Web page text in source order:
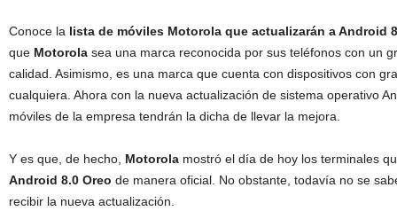
Conoce la lista de móviles Motorola que actualizarán a Android
que Motorola sea una marca reconocida por sus teléfonos con un
calidad. Asimismo, es una marca que cuenta con dispositivos con
cualquiera. Ahora con la nueva actualización de sistema operativo
móviles de la empresa tendrán la dicha de llevar la mejora.
Y es que, de hecho, Motorola mostró el día de hoy los terminales
Android 8.0 Oreo de manera oficial. No obstante, todavía no se
recibir la nueva actualización.